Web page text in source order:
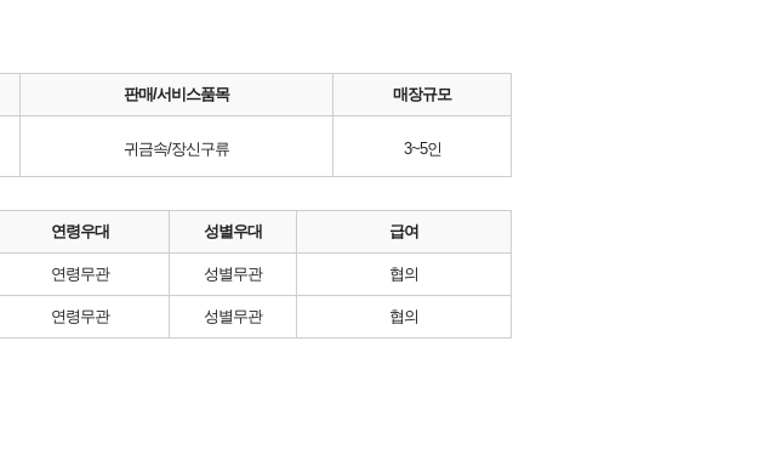
판매/서비스품목 매장규모
귀금속/장신구류 3~5인
연령우대 성별우대 급여
연령무관 성별무관 협의
연령무관 성별무관 협의